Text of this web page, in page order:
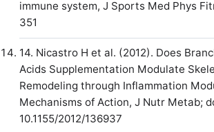
immune system, J Sports Med Phys
351
14. Nicastro H et al. (2012). Does
Acids Supplementation Modulate
Remodeling through Inflammation
Mechanisms of Action, J Nutr Metab;
10.1155/2012/136937